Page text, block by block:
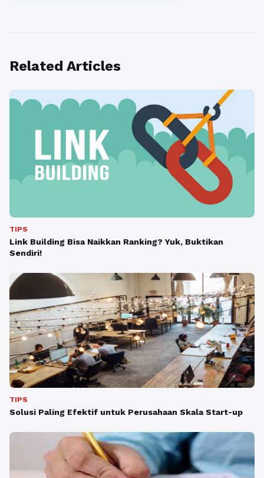
Related Articles
TIPS
Link Building Bisa Naikkan Ranking? Yuk, Buktikan
Sendiri!
TIPS
Solusi Paling Efektif untuk Perusahaan Skala Start-up